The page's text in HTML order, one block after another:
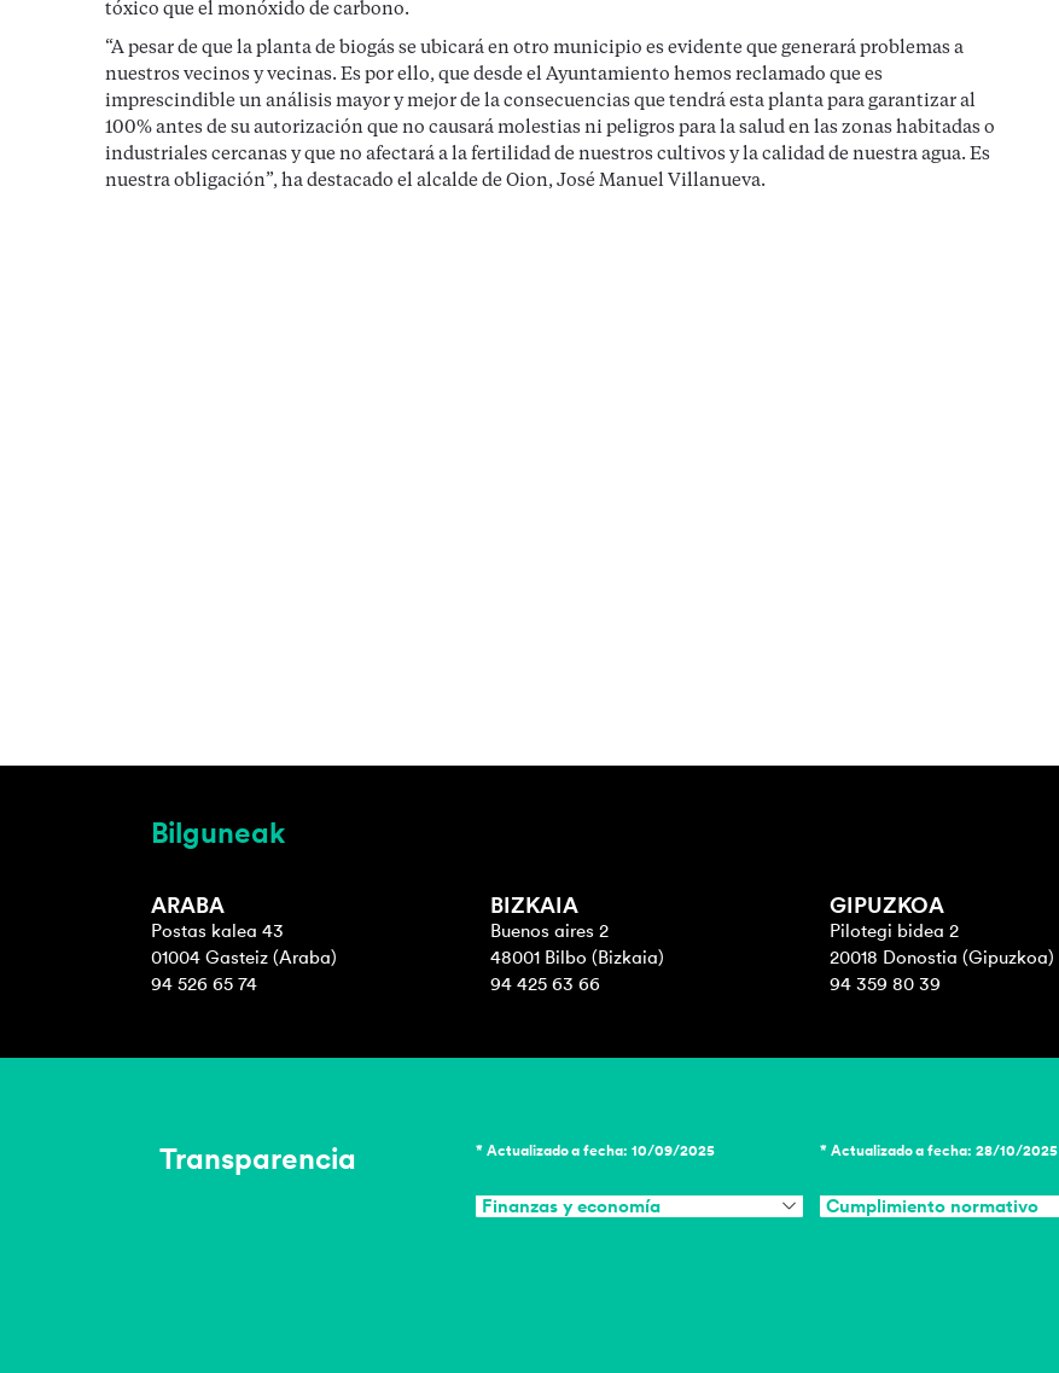
tóxico que el monóxido de carbono.
“A pesar de que la planta de biogás se ubicará en otro municipio es evidente que generará problemas a
nuestros vecinos y vecinas. Es por ello, que desde el Ayuntamiento hemos reclamado que es
imprescindible un análisis mayor y mejor de la consecuencias que tendrá esta planta para garantizar al
100% antes de su autorización que no causará molestias ni peligros para la salud en las zonas habitadas o
industriales cercanas y que no afectará a la fertilidad de nuestros cultivos y la calidad de nuestra agua. Es
nuestra obligación”, ha destacado el alcalde de Oion, José Manuel Villanueva.
Bilguneak
ARABA
Postas kalea 43
01004 Gasteiz (Araba)
94 526 65 74
BIZKAIA
Buenos aires 2
48001 Bilbo (Bizkaia)
94 425 63 66
GIPUZKOA
Pilotegi bidea 2
20018 Donostia (Gipuzkoa)
94 359 80 39
Transparencia * Actualizado a fecha: 10/09/2025
Finanzas y economía
* Actualizado a fecha: 28/10/2025
Cumplimiento normativo